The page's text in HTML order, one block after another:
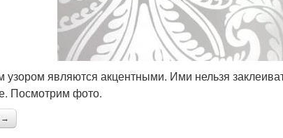
являются акцентными. Ими нельзя
Посмотрим фото.
→